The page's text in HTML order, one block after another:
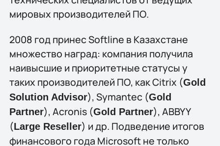
мировых производителей ПО.
2008 год принес Softline в Казахстане
множество наград: компания получила
наивысшие и приоритетные статусы у
таких производителей ПО, как Citrix (Gold
Solution Advisor), Symantec (Gold
Partner), Acronis (Gold Partner), ABBYY
(Large Reseller) и др. Подведение итогов
финансового года Microsoft не только